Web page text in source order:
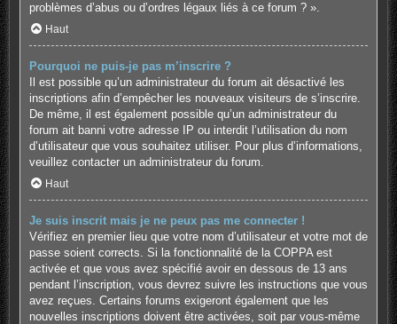
problèmes d’abus ou d’ordres légaux liés à ce forum ? ».
Haut
Pourquoi ne puis-je pas m’inscrire ?
Il est possible qu’un administrateur du forum ait désactivé les
inscriptions afin d’empêcher les nouveaux visiteurs de s’inscrire.
De même, il est également possible qu’un administrateur du
forum ait banni votre adresse IP ou interdit l’utilisation du nom
d’utilisateur que vous souhaitez utiliser. Pour plus d’informations,
veuillez contacter un administrateur du forum.
Haut
Je suis inscrit mais je ne peux pas me connecter !
Vérifiez en premier lieu que votre nom d’utilisateur et votre mot de
passe soient corrects. Si la fonctionnalité de la COPPA est
activée et que vous avez spécifié avoir en dessous de 13 ans
pendant l’inscription, vous devrez suivre les instructions que vous
avez reçues. Certains forums exigeront également que les
nouvelles inscriptions doivent être activées, soit par vous-même